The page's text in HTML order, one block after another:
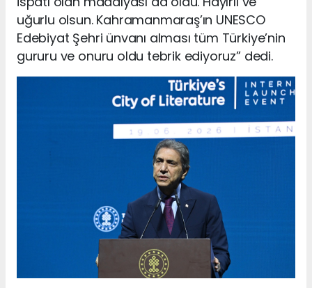
uğurlu olsun. Kahramanmaraş’ın UNESCO
Edebiyat Şehri ünvanı alması tüm Türkiye’nin
gururu ve onuru oldu tebrik ediyoruz” dedi.